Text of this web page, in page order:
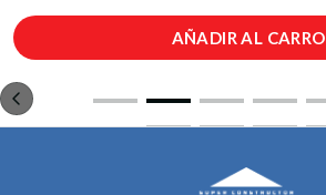
AÑADIR AL CARRO